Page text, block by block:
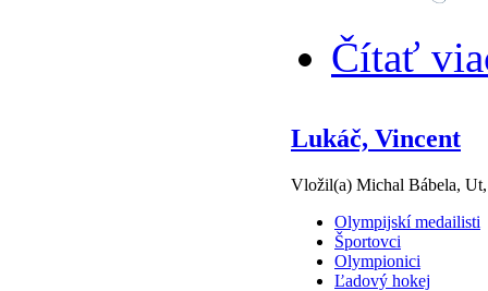
Čítať
Lukáč, Vincent
Vložil(a) Michal Bábela,
Olympijskí medailisti
Športovci
Olympionici
Ľadový hokej